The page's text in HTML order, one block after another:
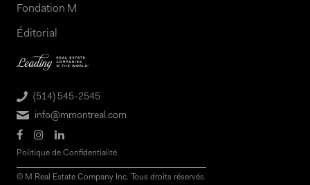
Fondation M
Éditorial
(514) 545-2545
info@mmontreal.com
Politique de Confidentialité
© M Real Estate Company Inc. Tous droits réservés.